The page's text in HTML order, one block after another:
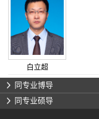
白立超
同专业博导
同专业硕导